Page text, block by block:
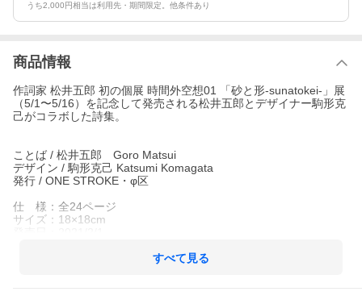
うち2,000円相当は利用先・期間限定。他条件あり
商品情報
作詞家 松井五郎 初の個展 時間外空想01 「砂と形-sunatokei-」展
（5/1〜5/16）を記念して発売される松井五郎とデザイナー駒形克
己がコラボした詩集。
ことば / 松井五郎 Goro Matsui
デザイン / 駒形克己 Katsumi Komagata
発行 / ONE STROKE・φ区
仕 様：全24ページ
サイズ：18×18cm
★数量限定特典：ポストカードケース（BLACK）
すべて見る